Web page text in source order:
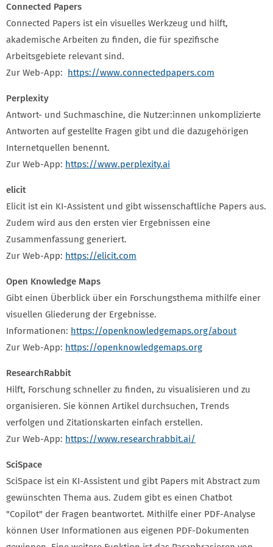
Connected Papers
Connected Papers ist ein visuelles Werkzeug und hilft,
akademische Arbeiten zu finden, die für spezifische
Arbeitsgebiete relevant sind.
Zur Web-App: https://www.connectedpapers.com
Perplexity
Antwort- und Suchmaschine, die Nutzer:innen unkomplizierte
Antworten auf gestellte Fragen gibt und die dazugehörigen
Internetquellen benennt.
Zur Web-App: https://www.perplexity.ai
elicit
Elicit ist ein KI-Assistent und gibt wissenschaftliche Papers aus.
Zudem wird aus den ersten vier Ergebnissen eine
Zusammenfassung generiert.
Zur Web-App: https://elicit.com
Open Knowledge Maps
Gibt einen Überblick über ein Forschungsthema mithilfe einer
visuellen Gliederung der Ergebnisse.
Informationen: https://openknowledgemaps.org/about
Zur Web-App: https://openknowledgemaps.org
ResearchRabbit
Hilft, Forschung schneller zu finden, zu visualisieren und zu
organisieren. Sie können Artikel durchsuchen, Trends
verfolgen und Zitationskarten einfach erstellen.
Zur Web-App: https://www.researchrabbit.ai/
SciSpace
SciSpace ist ein KI-Assistent und gibt Papers mit Abstract zum
gewünschten Thema aus. Zudem gibt es einen Chatbot
"Copilot" der Fragen beantwortet. Mithilfe einer PDF-Analyse
können User Informationen aus eigenen PDF-Dokumenten